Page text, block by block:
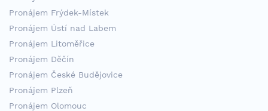
Pronájem Frýdek-Místek
Pronájem Ústí nad Labem
Pronájem Litoměřice
Pronájem Děčín
Pronájem České Budějovice
Pronájem Plzeň
Pronájem Olomouc